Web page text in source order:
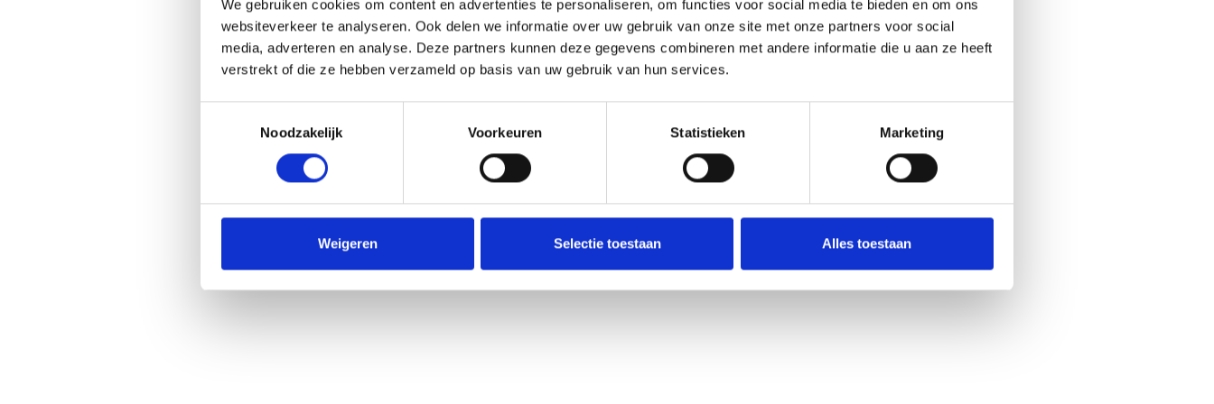
We gebruiken cookies om content en advertenties te personaliseren, om functies voor social media te bieden en om ons
websiteverkeer te analyseren. Ook delen we informatie over uw gebruik van onze site met onze partners voor social
media, adverteren en analyse. Deze partners kunnen deze gegevens combineren met andere informatie die u aan ze heeft
verstrekt of die ze hebben verzameld op basis van uw gebruik van hun services.
Noodzakelijk
Voorkeuren Statistieken Marketing
Weigeren Selectie toestaan Alles toestaan